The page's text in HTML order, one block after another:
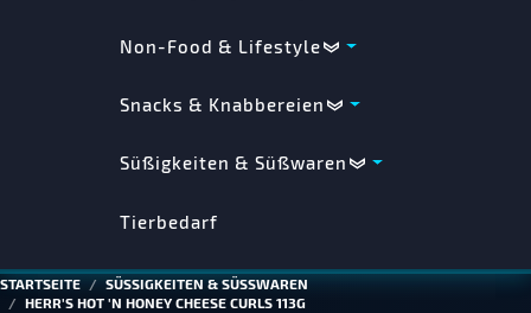
Non-Food & Lifestyle
Snacks & Knabbereien
Süßigkeiten & Süßwaren
Tierbedarf
STARTSEITE
SÜSSIGKEITEN & SÜSSWAREN
HERR'S HOT 'N HONEY CHEESE CURLS 113G